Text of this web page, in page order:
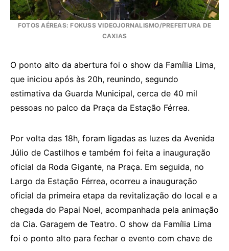
FOTOS AÉREAS: FOKUSS VIDEOJORNALISMO/PREFEITURA DE
CAXIAS
O ponto alto da abertura foi o show da Família Lima,
que iniciou após às 20h, reunindo, segundo
estimativa da Guarda Municipal, cerca de 40 mil
pessoas no palco da Praça da Estação Férrea.
Por volta das 18h, foram ligadas as luzes da Avenida
Júlio de Castilhos e também foi feita a inauguração
oficial da Roda Gigante, na Praça. Em seguida, no
Largo da Estação Férrea, ocorreu a inauguração
oficial da primeira etapa da revitalização do local e a
chegada do Papai Noel, acompanhada pela animação
da Cia. Garagem de Teatro. O show da Família Lima
foi o ponto alto para fechar o evento com chave de